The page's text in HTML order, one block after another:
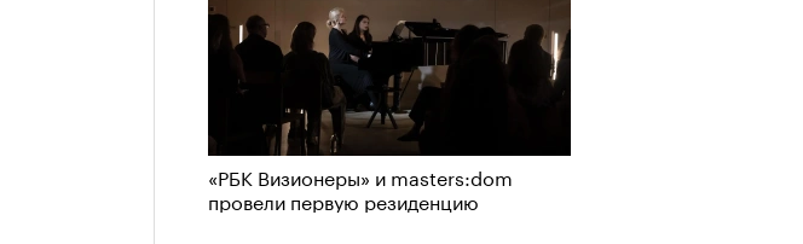
«РБК Визионеры» и masters:dom
провели первую резиденцию